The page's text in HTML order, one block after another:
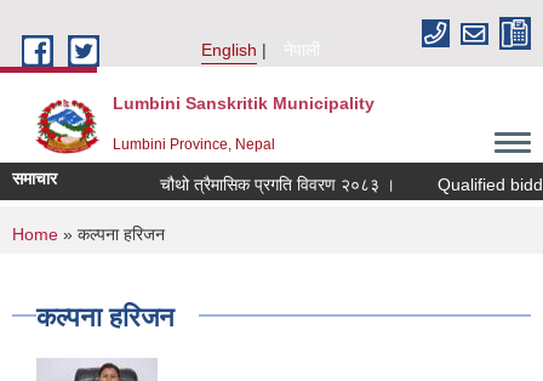
English
नेपाली
Lumbini Sanskritik Municipality
Lumbini Province, Nepal
समाचार चौथो त्रैमासिक प्रगति विवरण २०८३ । Qualified bidders in
You are here
Home » कल्पना हरिजन
कल्पना हरिजन